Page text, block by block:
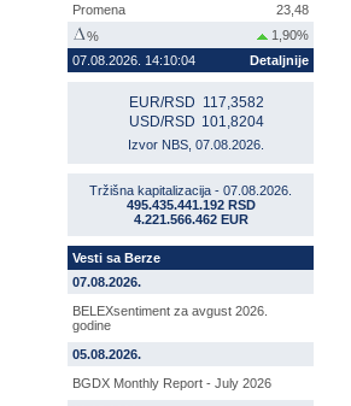
Promena
23,48
%
1,90%
07.08.2026. 14:10:04
Detaljnije
EUR/RSD 117,3582
USD/RSD 101,8204
Izvor NBS, 07.08.2026.
Tržišna kapitalizacija - 07.08.2026.
495.435.441.192 RSD
4.221.566.462 EUR
Vesti sa Berze
07.08.2026.
BELEXsentiment za avgust 2026.
godine
05.08.2026.
BGDX Monthly Report - July 2026